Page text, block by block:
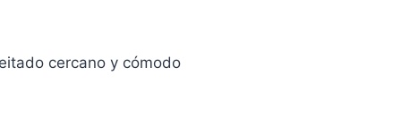
cercano y cómodo